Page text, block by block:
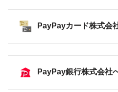
PayPayカード株式会
PayPay銀行株式会社